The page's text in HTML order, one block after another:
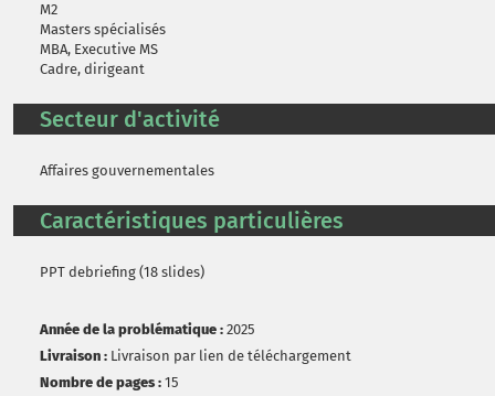
M2
Masters spécialisés
MBA, Executive MS
Cadre, dirigeant
Secteur d'activité
Affaires gouvernementales
Caractéristiques particulières
PPT debriefing (18 slides)
Année de la problématique : 2025
Livraison : Livraison par lien de téléchargement
Nombre de pages : 15